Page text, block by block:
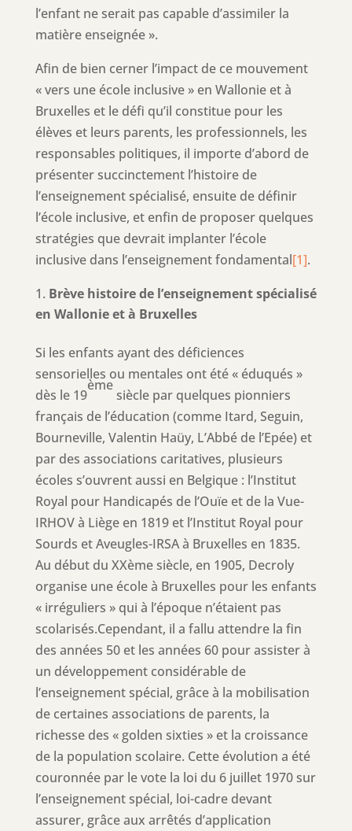
l’enfant ne serait pas capable d’assimiler la
matière enseignée ».
Afin de bien cerner l’impact de ce mouvement
« vers une école inclusive » en Wallonie et à
Bruxelles et le défi qu’il constitue pour les
élèves et leurs parents, les professionnels, les
responsables politiques, il importe d’abord de
présenter succinctement l’histoire de
l’enseignement spécialisé, ensuite de définir
l’école inclusive, et enfin de proposer quelques
stratégies que devrait implanter l’école
inclusive dans l’enseignement fondamental[1].
Brève histoire de l’enseignement spécialisé
en Wallonie et à Bruxelles
Si les enfants ayant des déficiences
sensorielles ou mentales ont été « éduqués »
dès le 19
ème
siècle par quelques pionniers
français de l’éducation (comme Itard, Seguin,
Bourneville, Valentin Haüy, L’Abbé de l’Epée) et
par des associations caritatives, plusieurs
écoles s’ouvrent aussi en Belgique : l’Institut
Royal pour Handicapés de l’Ouïe et de la Vue-
IRHOV à Liège en 1819 et l’Institut Royal pour
Sourds et Aveugles-IRSA à Bruxelles en 1835.
Au début du XXème siècle, en 1905, Decroly
organise une école à Bruxelles pour les enfants
« irréguliers » qui à l’époque n’étaient pas
scolarisés.Cependant, il a fallu attendre la fin
des années 50 et les années 60 pour assister à
un développement considérable de
l’enseignement spécial, grâce à la mobilisation
de certaines associations de parents, la
richesse des « golden sixties » et la croissance
de la population scolaire. Cette évolution a été
couronnée par le vote la loi du 6 juillet 1970 sur
l’enseignement spécial, loi-cadre devant
assurer, grâce aux arrêtés d’application